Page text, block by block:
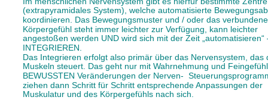
(extrapyramidales System), welche automatisierte
koordinieren. Das Bewegungsmuster und / oder das
Körpergefühl steht immer leichter zur Verfügung, kann leichter
angestoßen werden UND wird sich mit der Zeit
INTEGRIEREN.
Das Integrieren erfolgt also primär über das Nervensystem, das
Muskeln steuert. Das geht nur mit Wahrnehmung und
BEWUSSTEN Veränderungen der Nerven-
ziehen dann Schritt für Schritt entsprechende Anpassungen der
Muskulatur und des Körpergefühls nach sich.